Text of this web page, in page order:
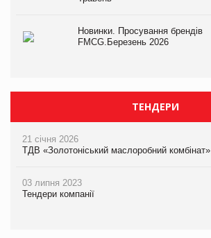
Новинки. Просування брендів
FMCG.Березень 2026
ТЕНДЕРИ
21 січня 2026
ТДВ «Золотоніський маслоробний комбінат»
03 липня 2023
Тендери компанії